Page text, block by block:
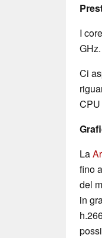
I
GHz.
Ci
CPU
La
fino
del
in